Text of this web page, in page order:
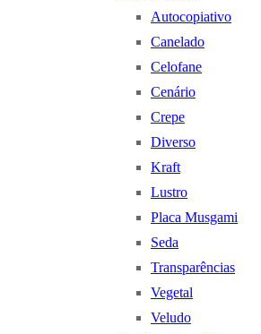
Autocopiativo
Canelado
Celofane
Cenário
Crepe
Diverso
Kraft
Lustro
Placa Musgami
Seda
Transparências
Vegetal
Veludo